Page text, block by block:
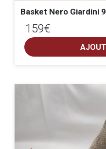
Basket Nero Giardini
159€